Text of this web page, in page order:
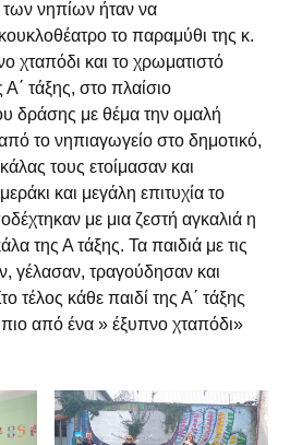
νηπίων ήταν να
το παραμύθι της κ.
χταπόδι και το χρωματιστό
τάξης, στο πλαίσιο
δράσης με θέμα την ομαλή
το νηπιαγωγείο στο δημοτικό,
τους ετοίμασαν και
και μεγάλη επιτυχία το
με μια ζεστή αγκαλιά η
της Α τάξης. Τα παιδιά με τις
γέλασαν, τραγούδησαν και
τέλος κάθε παιδί της Α΄ τάξης
από ένα » έξυπνο χταπόδι»